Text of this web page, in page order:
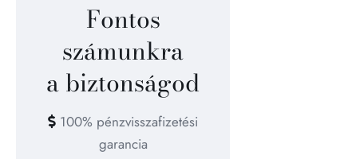
Fontos
számunkra
a biztonságod
100% pénzvisszafizetési
garancia